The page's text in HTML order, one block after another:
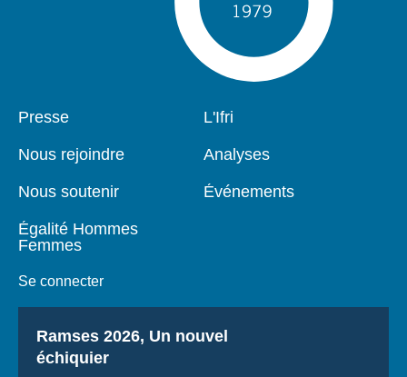
Pied
Presse
Nous rejoindre
Nous soutenir
Égalité Hommes
Femmes
Se connecter
Navigation
L'Ifri
Analyses
Événements
Titre
Ramses 2026, Un nouvel
échiquier